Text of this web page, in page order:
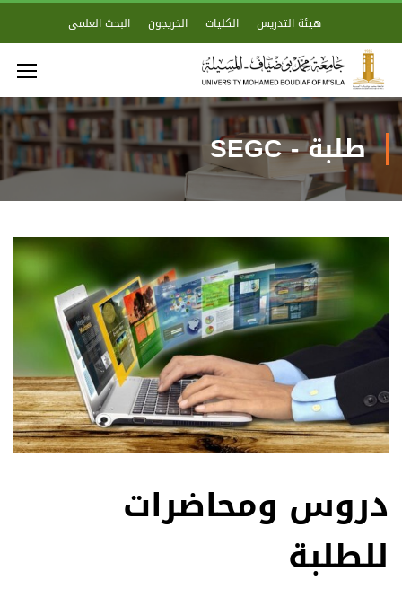
هيئة التدريس الكليات الخريجون البحث العلمي
طلبة - SEGC
دروس ومحاضرات
للطلبة